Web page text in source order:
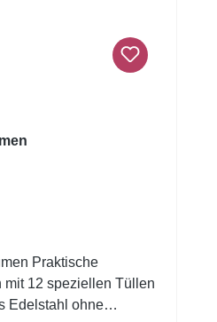
mit 12 speziellen Tüllen
Edelstahl ohne